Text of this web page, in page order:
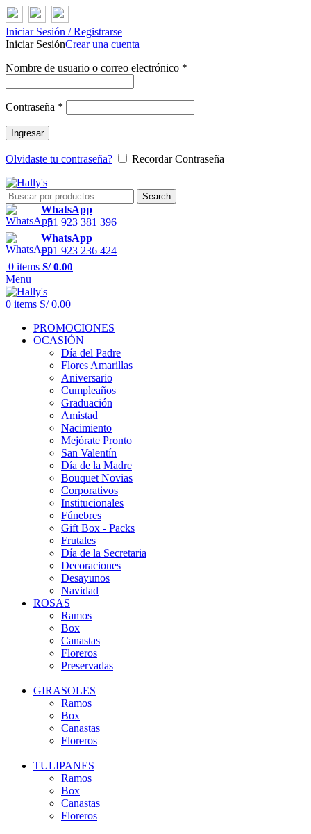
Iniciar Sesión / Registrarse
Iniciar SesiónCrear una cuenta
Nombre de usuario o correo electrónico *
Contraseña *
Ingresar
Olvidaste tu contraseña? Recordar Contraseña
Search
WhatsApp
+51 923 381 396
WhatsApp
+51 923 236 424
0 items S/0.00
Menu
0 items S/0.00
PROMOCIONES
OCASIÓN
Día del Padre
Flores Amarillas
Aniversario
Cumpleaños
Graduación
Amistad
Nacimiento
Mejórate Pronto
San Valentín
Día de la Madre
Bouquet Novias
Corporativos
Institucionales
Fúnebres
Gift Box - Packs
Frutales
Día de la Secretaria
Decoraciones
Desayunos
Navidad
ROSAS
Ramos
Box
Canastas
Floreros
Preservadas
GIRASOLES
Ramos
Box
Canastas
Floreros
TULIPANES
Ramos
Box
Canastas
Floreros